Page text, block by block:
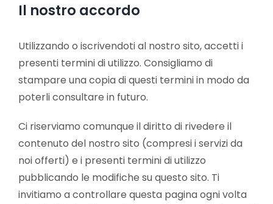
Il nostro accordo
Utilizzando o iscrivendoti al nostro sito, accetti i
presenti termini di utilizzo. Consigliamo di
stampare una copia di questi termini in modo da
poterli consultare in futuro.
Ci riserviamo comunque il diritto di rivedere il
contenuto del nostro sito (compresi i servizi da
noi offerti) e i presenti termini di utilizzo
pubblicando le modifiche su questo sito. Ti
invitiamo a controllare questa pagina ogni volta